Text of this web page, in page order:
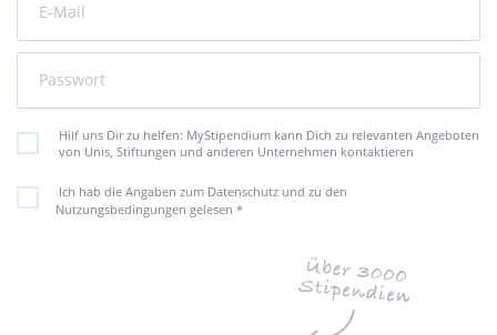
E-Mail
Passwort
Hilf uns Dir zu helfen: MyStipendium kann Dich zu relevanten Angeboten
von Unis, Stiftungen und anderen Unternehmen kontaktieren
Ich hab die Angaben zum Datenschutz und zu den
Nutzungsbedingungen gelesen *